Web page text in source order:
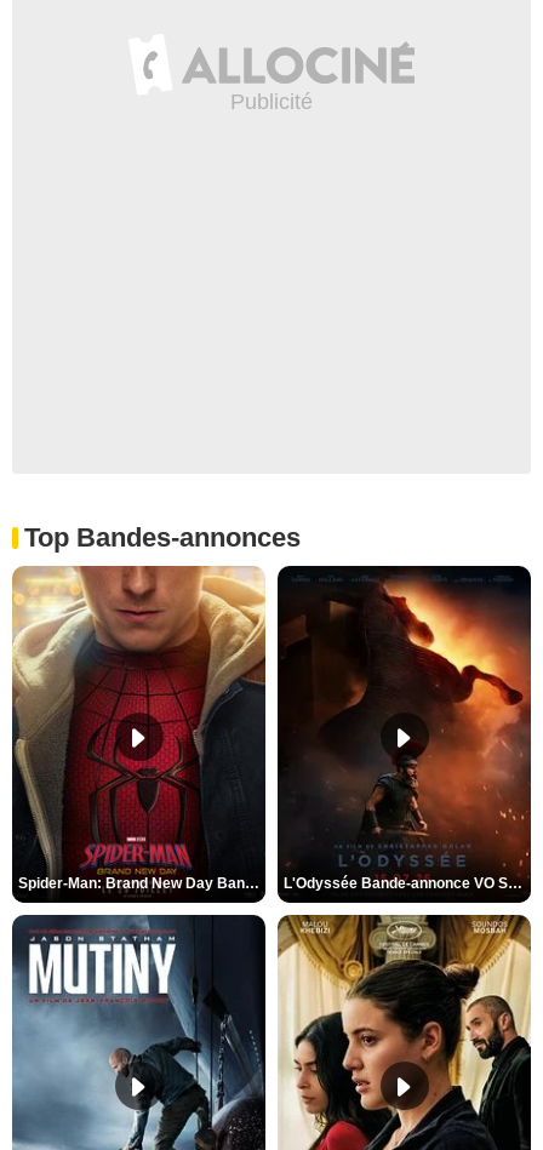
Top Bandes-annonces
Spider-Man: Brand New Day Bande-annonce VO STFR L'Odyssée Bande-annonce VO STFR